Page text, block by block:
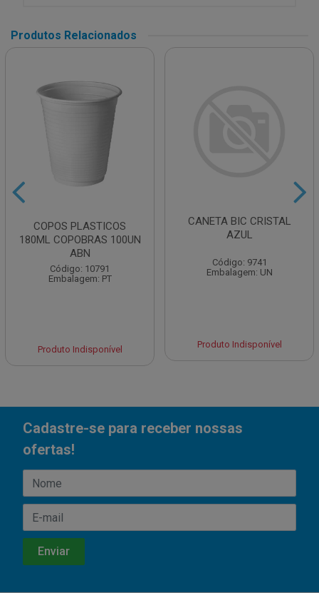
Produtos Relacionados
COPOS PLASTICOS
180ML COPOBRAS 100UN
ABN
Código: 10791
Embalagem: PT
Produto Indisponível
CANETA BIC CRISTAL
AZUL
Código: 9741
Embalagem: UN
Produto Indisponível
Cadastre-se para receber nossas
ofertas!